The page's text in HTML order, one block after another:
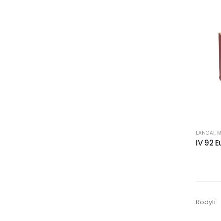
LANGAI,
IV 92
Rodyti: